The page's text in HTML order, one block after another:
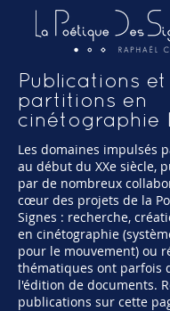
Publications et
partitions en
cinétographie
Les domaines impulsés
au début du XXe siècle,
par de nombreux
cœur des projets de la
Signes : recherche,
en cinétographie
pour le mouvement) ou
thématiques ont parfois
l'édition de documents.
publications sur cette